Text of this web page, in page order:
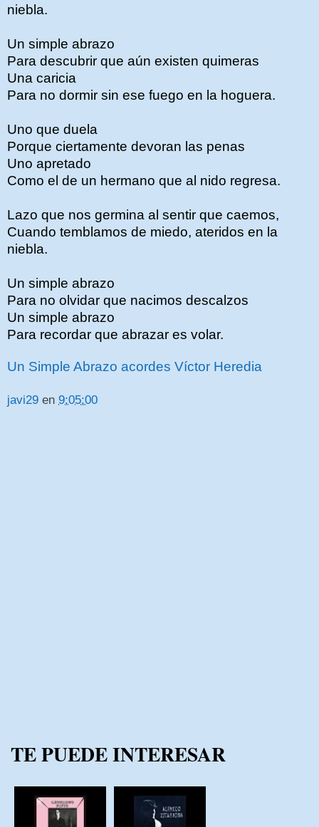
niebla.
Un simple abrazo
Para descubrir que aún existen quimeras
Una caricia
Para no dormir sin ese fuego en la hoguera.
Uno que duela
Porque ciertamente devoran las penas
Uno apretado
Como el de un hermano que al nido regresa.
Lazo que nos germina al sentir que caemos,
Cuando temblamos de miedo, ateridos en la
niebla.
Un simple abrazo
Para no olvidar que nacimos descalzos
Un simple abrazo
Para recordar que abrazar es volar.
Un Simple Abrazo acordes Víctor Heredia
javi29 en 9:05:00
TE PUEDE INTERESAR